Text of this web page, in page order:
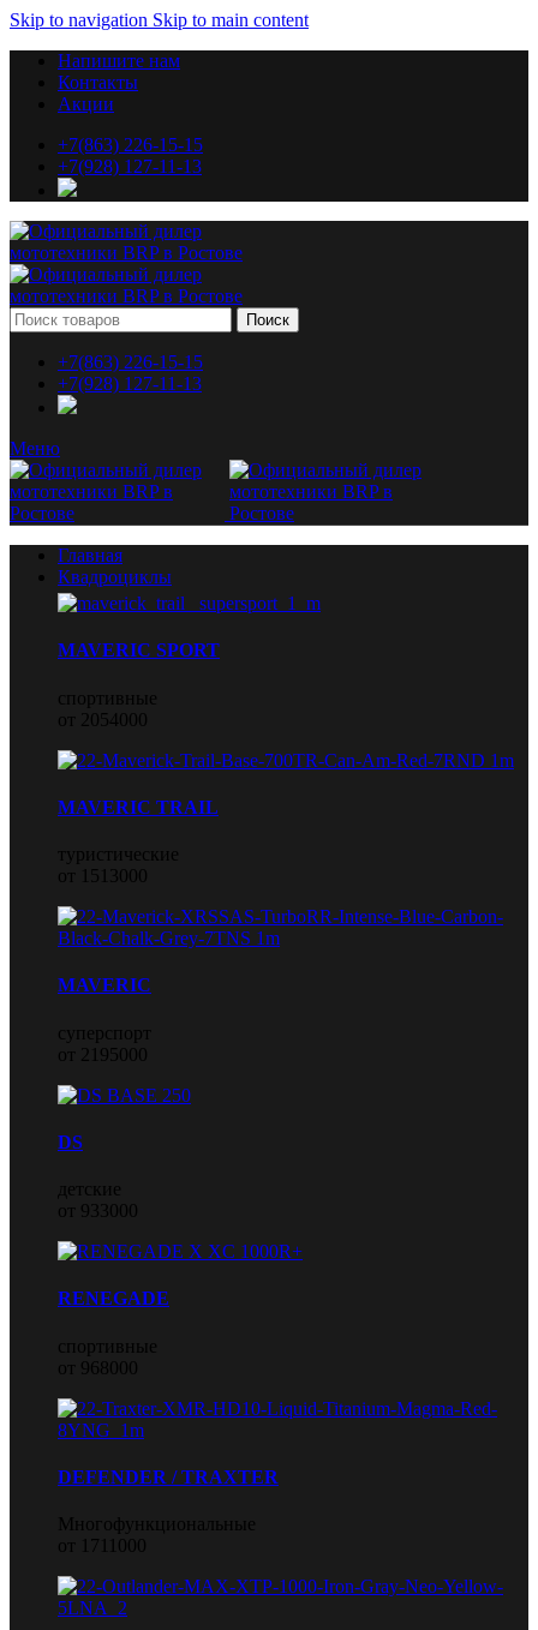
Skip to navigation Skip to main content
Напишите нам
Контакты
Акции
+7(863) 226-15-15
+7(928) 127-11-13
Поиск
+7(863) 226-15-15
+7(928) 127-11-13
Меню
Главная
Квадроциклы
MAVERIC SPORT
спортивные
от 2054000
MAVERIC TRAIL
туристические
от 1513000
MAVERIC
суперспорт
от 2195000
DS
детские
от 933000
RENEGADE
спортивные
от 968000
DEFENDER / TRAXTER
Многофункциональные
от 1711000